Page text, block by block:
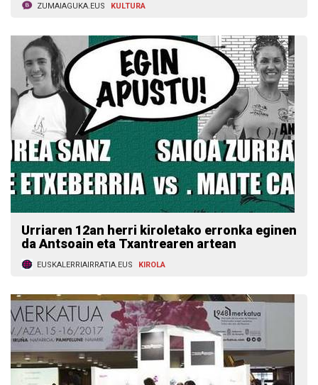
ZUMAIAGUKA.EUS KULTURA
Urriaren 12an herri kiroletako erronka eginen
da Antsoain eta Txantrearen artean
EUSKALERRIAIRRATIA.EUS KIROLA